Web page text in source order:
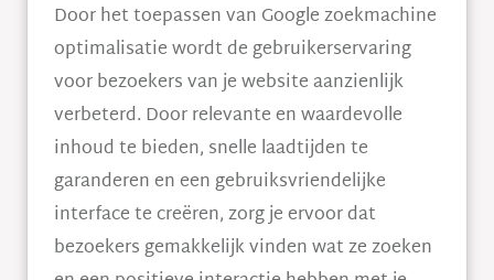
Door het toepassen van Google zoekmachine
optimalisatie wordt de gebruikerservaring
voor bezoekers van je website aanzienlijk
verbeterd. Door relevante en waardevolle
inhoud te bieden, snelle laadtijden te
garanderen en een gebruiksvriendelijke
interface te creëren, zorg je ervoor dat
bezoekers gemakkelijk vinden wat ze zoeken